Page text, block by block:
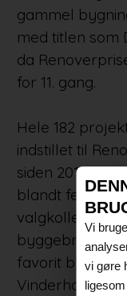
gammel
med titlen som
da
for 11. gang.
Hele 182
indstillet til
siden 2018.
blandt fem
valgkollegium
favorit blandt
Vinderholdet
Vi
vi gøre